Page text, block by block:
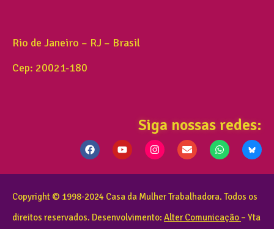
Rio de Janeiro – RJ – Brasil
Cep: 20021-180
Siga nossas redes:
Copyright © 1998-2024 Casa da Mulher Trabalhadora. Todos os
direitos reservados. Desenvolvimento: Alter Comunicação – Yta